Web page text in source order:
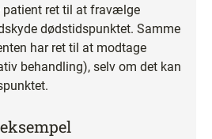
patient ret til at fravælge
dødstidspunktet. Samme
har ret til at modtage
behandling), selv om det kan